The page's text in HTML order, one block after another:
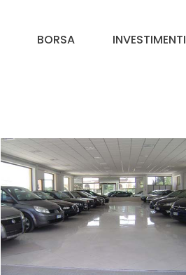
BORSA INVESTIMENTI